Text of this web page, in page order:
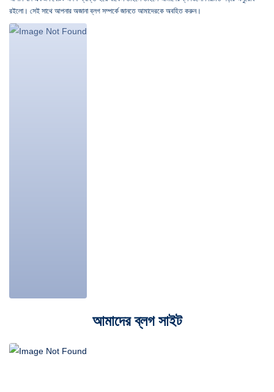
রইলো। সেই সাথে আপনার অজানা ব্লগ সম্পর্কে জানতে আমাদেরকে অবহিত করুন।
আমাদের ব্লগ সাইট